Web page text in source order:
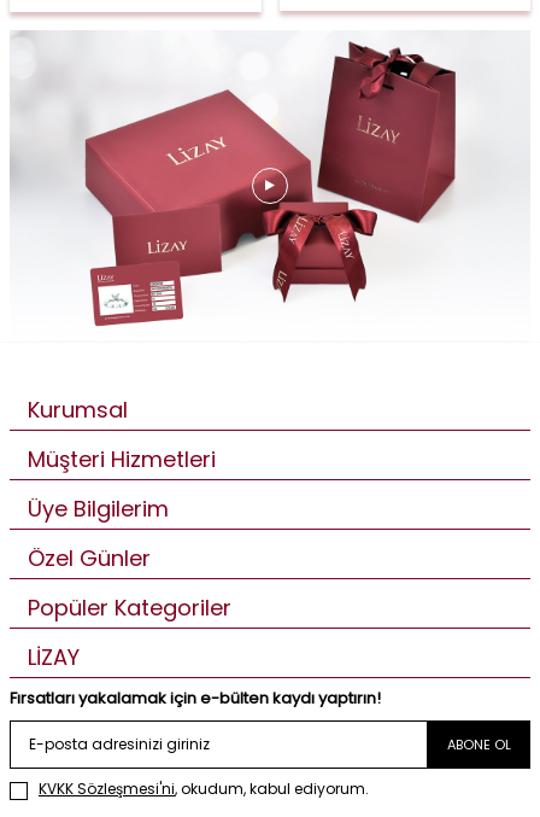
Kurumsal
Müşteri Hizmetleri
Üye Bilgilerim
Özel Günler
Popüler Kategoriler
LİZAY
Fırsatları yakalamak için e-bülten kaydı yaptırın!
ABONE OL
KVKK Sözleşmesi'ni, okudum, kabul ediyorum.